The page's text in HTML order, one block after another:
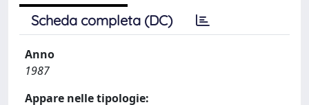
Scheda completa (DC)
Anno
1987
Appare nelle tipologie: